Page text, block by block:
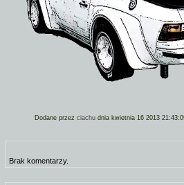
Dodane przez ciachu dnia kwietnia 16 2013
Brak komentarzy.